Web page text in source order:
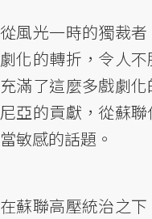
從風光一時的獨裁
劇化的轉折，令人
充滿了這麼多戲劇
尼亞的貢獻，從蘇
當敏感的話題。
在蘇聯高壓統治之